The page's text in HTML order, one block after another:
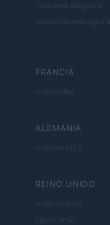
Cineverse Magazine
SecondHomeMagazine
FRANCIA
InvestirMag
ALEMANIA
Investieren24
REINO UNIDO
News Hub UK
Lgbtq News